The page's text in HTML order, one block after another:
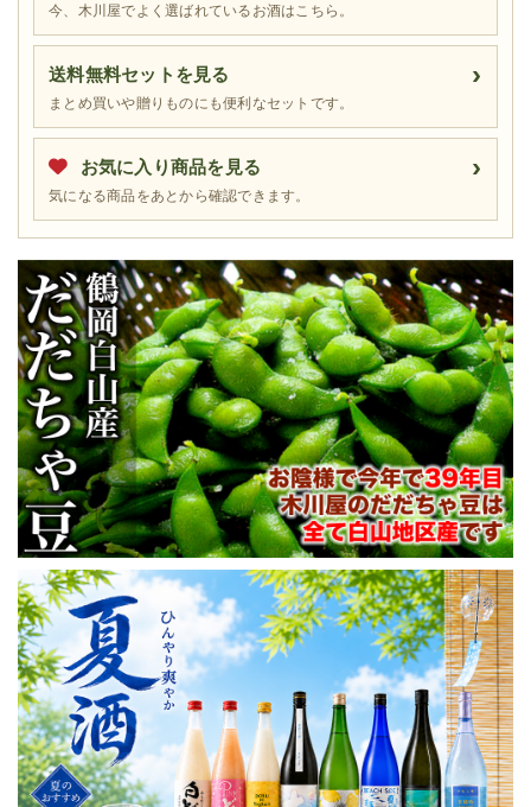
今、木川屋でよく選ばれているお酒はこちら。
送料無料セットを見る
まとめ買いや贈りものにも便利なセットです。
お気に入り商品を見る
気になる商品をあとから確認できます。